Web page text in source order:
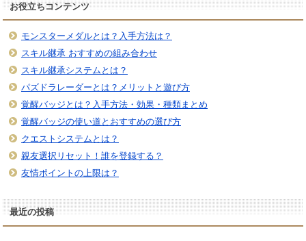
お役立ちコンテンツ
モンスターメダルとは？入手方法は？
スキル継承 おすすめの組み合わせ
スキル継承システムとは？
パズドラレーダーとは？メリットと遊び方
覚醒バッジとは？入手方法・効果・種類まとめ
覚醒バッジの使い道とおすすめの選び方
クエストシステムとは？
親友選択リセット！誰を登録する？
友情ポイントの上限は？
最近の投稿